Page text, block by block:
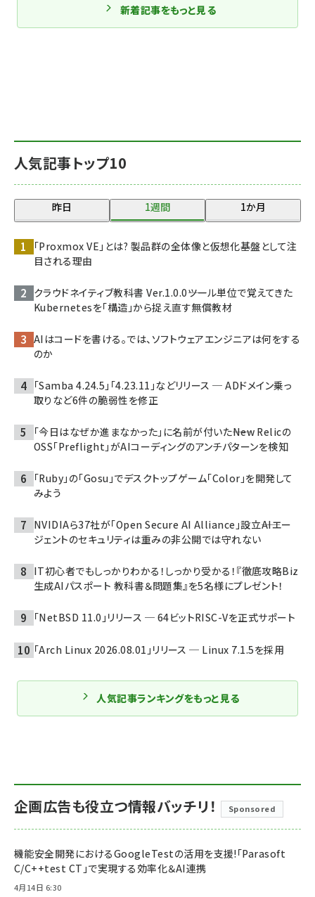
人気記事トップ10
昨日 1週間 1か月
「Proxmox VE」とは? 製品群の全体像と仮想化基盤として注
目される理由
クラウドネイティブ教科書 Ver.1.0.0――ツール単位で覚えてきた
Kubernetesを「構造」から捉え直す無償教材
AIはコードを書ける。では、ソフトウェアエンジニアは何をする
のか
「Samba 4.24.5」「4.23.11」などリリース ─ ADドメイン乗っ
取りなど6件の脆弱性を修正
「今日はなぜか進まなかった」に名前が付いた――New Relicの
OSS「Preflight」がAIコーディングのアンチパターンを検知
「Ruby」の「Gosu」でデスクトップゲーム「Color」を開発して
みよう
NVIDIAら37社が「Open Secure AI Alliance」設立――AIエー
ジェントのセキュリティは重みの非公開では守れない
IT初心者でもしっかりわかる！しっかり受かる！『徹底攻略Biz
生成AIパスポート 教科書＆問題集』を5名様にプレゼント！
「NetBSD 11.0」リリース ─ 64ビットRISC-Vを正式サポート
「Arch Linux 2026.08.01」リリース ─ Linux 7.1.5を採用
人気記事ランキングをもっと見る
新着記事をもっと見る
企画広告も役立つ情報バッチリ！ Sponsored
機能安全開発におけるGoogleTestの活用を支援!「Parasoft
C/C++test CT」で実現する効率化＆AI連携
4月14日 6:30